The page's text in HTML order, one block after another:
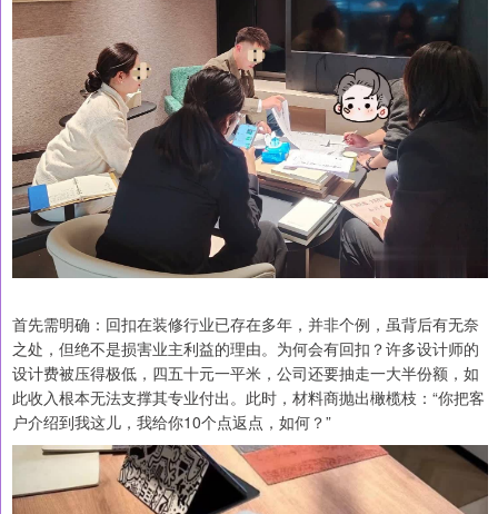
首先需明确：回扣在装修行业已存在多年，并非个例，虽背后有无奈
之处，但绝不是损害业主利益的理由。为何会有回扣？许多设计师的
设计费被压得极低，四五十元一平米，公司还要抽走一大半份额，如
此收入根本无法支撑其专业付出。此时，材料商抛出橄榄枝：“你把客
户介绍到我这儿，我给你10个点返点，如何？”